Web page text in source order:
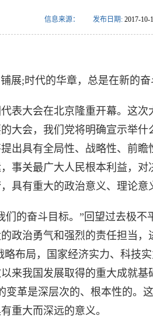
信息来源： 发布日期: 2017-10-
;时代的华章，总是在新的奋
大会在北京隆重开幕。这次
大会，我们党将明确宣示举
出具有全局性、战略性、前
事关最广大人民根本利益，
具有重大的政治意义、理论意
奋斗目标。”回望过去极不
政治勇气和强烈的责任担当
略布局，国家经济实力、科技
来我国发展取得的重大成就
变革是深层次的、根本性的。
重大而深远的意义。